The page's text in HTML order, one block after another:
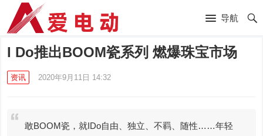
导航
I Do推出BOOM瓷系列 燃爆珠宝市场
资讯 2020年9月11日 14:32
敢BOOM瓷，就IDo自由、独立、不羁、随性……年轻